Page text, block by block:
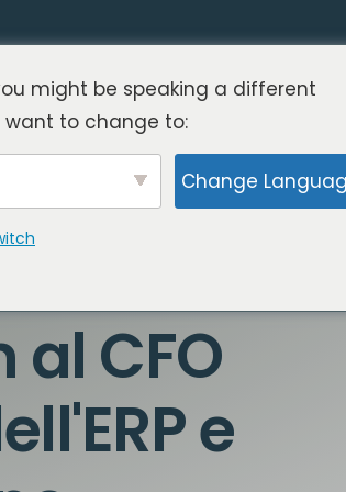
CFO
e
might be speaking a different
want to change to:
Change